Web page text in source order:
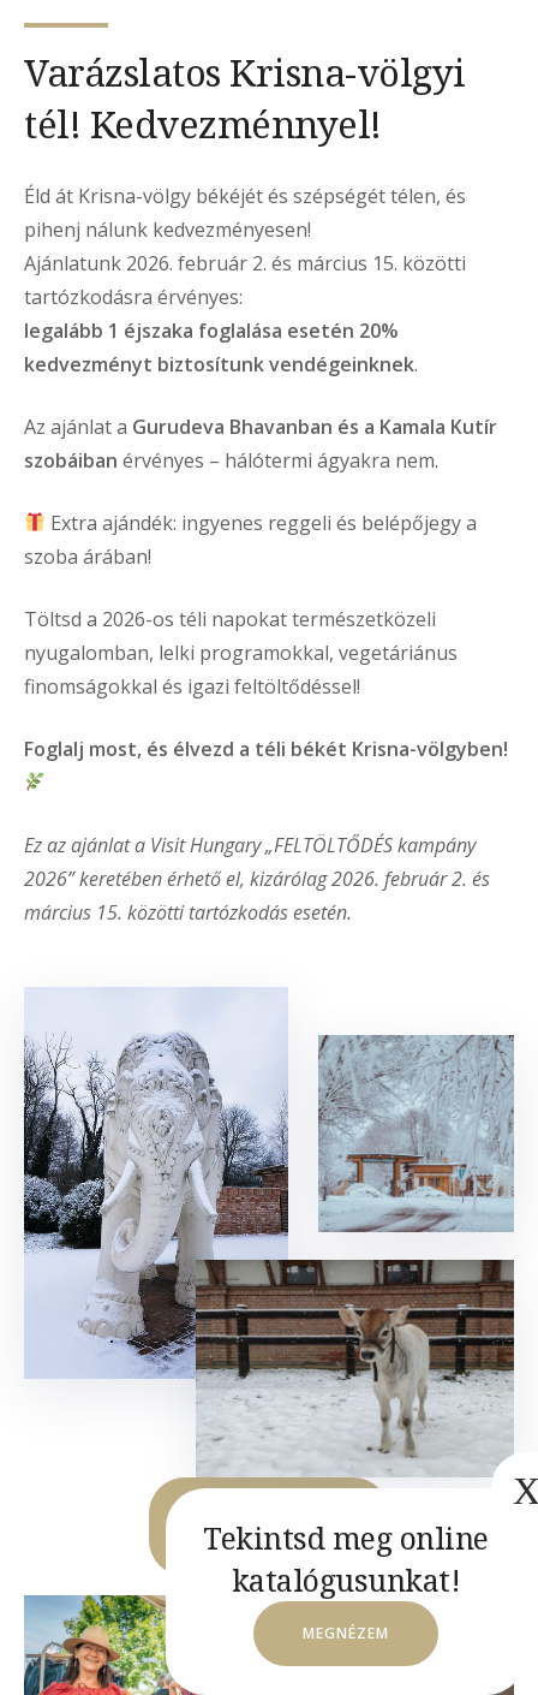
Varázslatos Krisna-völgyi
tél! Kedvezménnyel!
Éld át Krisna-völgy békéjét és szépségét télen, és
pihenj nálunk kedvezményesen!
Ajánlatunk 2026. február 2. és március 15. közötti
tartózkodásra érvényes:
legalább 1 éjszaka foglalása esetén 20%
kedvezményt biztosítunk vendégeinknek.
Az ajánlat a Gurudeva Bhavanban és a Kamala Kutír
szobáiban érvényes – hálótermi ágyakra nem.
Extra ajándék: ingyenes reggeli és belépőjegy a
szoba árában!
Töltsd a 2026-os téli napokat természetközeli
nyugalomban, lelki programokkal, vegetáriánus
finomságokkal és igazi feltöltődéssel!
Foglalj most, és élvezd a téli békét Krisna-völgyben!
Ez az ajánlat a Visit Hungary „FELTÖLTŐDÉS kampány
2026” keretében érhető el, kizárólag 2026. február 2. és
március 15. közötti tartózkodás esetén.
KEDVEZMÉNYESEN
!
Tekintsd meg online
katalógusunkat!
MEGNÉZEM